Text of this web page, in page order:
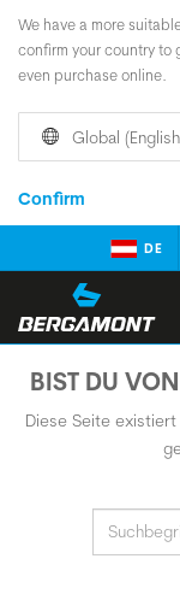
We have a more
confirm your country
even purchase online.
Global
Confirm
DE
BIST DU
Diese Seite